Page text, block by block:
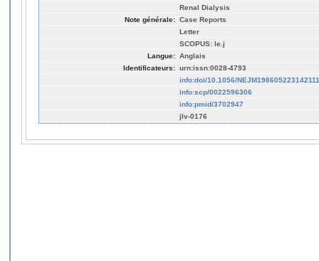
Renal Dialysis
Note générale: Case Reports
Letter
SCOPUS: le.j
Langue: Anglais
Identificateurs: urn:issn:0028-4793
info:doi/10.1056/NEJM198605223142111
info:scp/0022596306
info:pmid/3702947
jlv-0176